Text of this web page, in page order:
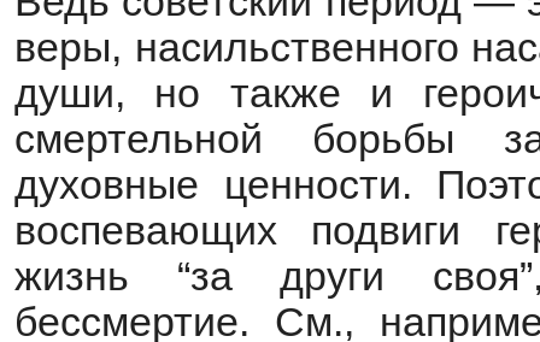
веры, насильственного
души, но также и
смертельной борьбы
духовные ценности.
воспевающих подвиги
жизнь “за други
бессмертие. См.,